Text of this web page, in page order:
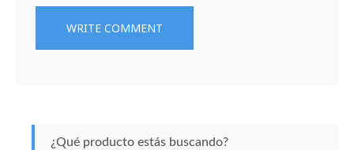
¿Qué producto estás buscando?